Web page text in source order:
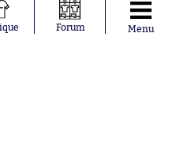
Forum Menu